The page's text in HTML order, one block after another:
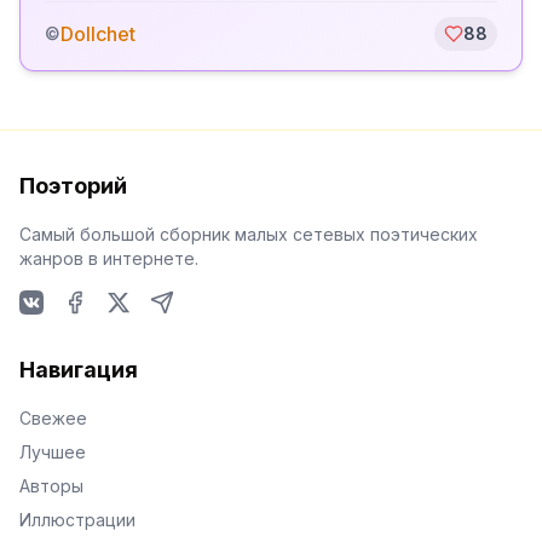
©Dollchet 88
Поэторий
Самый большой сборник малых сетевых поэтических
жанров в интернете.
Навигация
Свежее
Лучшее
Авторы
Иллюстрации